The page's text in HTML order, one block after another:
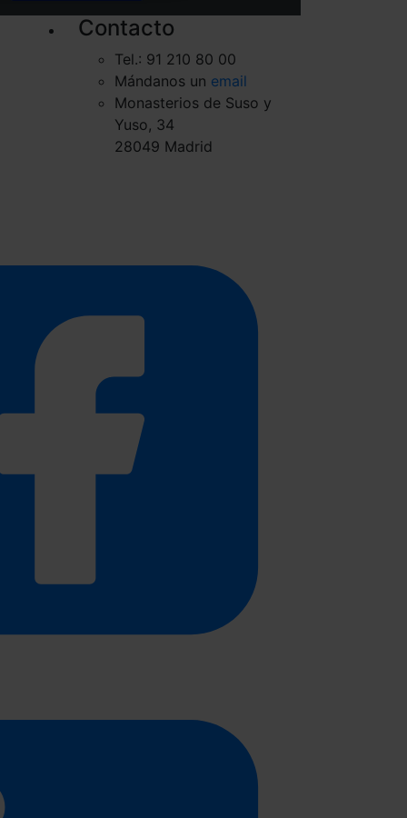
Contacto
Tel.: 91 210 80 00
Mándanos un email
Monasterios de Suso y
Yuso, 34
28049 Madrid